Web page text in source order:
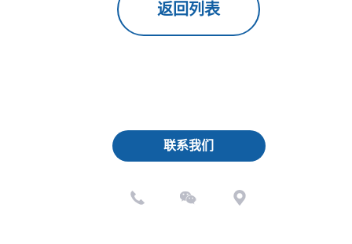
返回列表
联系我们